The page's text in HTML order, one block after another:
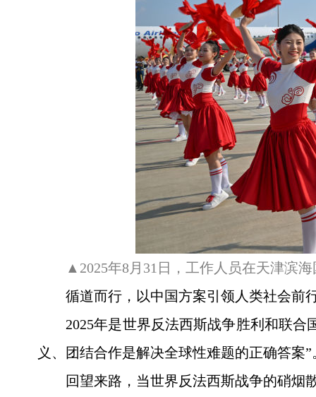
▲2025年8月31日，工作人员在天津滨
循道而行，以中国方案引领人类社会
2025年是世界反法西斯战争胜利和联
义、团结合作是解决全球性难题的正确答案”
回望来路，当世界反法西斯战争的硝烟